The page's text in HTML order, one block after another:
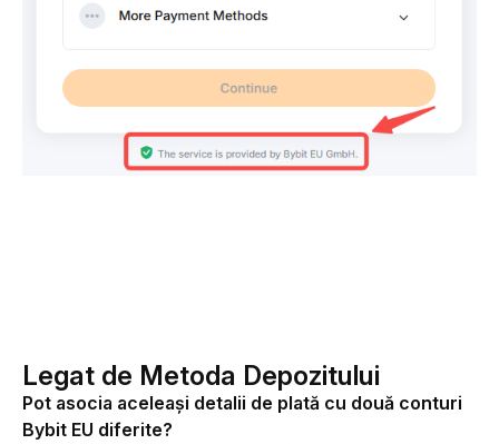
Legat de Metoda Depozitului
Pot asocia aceleași detalii de plată cu două conturi
Bybit EU diferite?